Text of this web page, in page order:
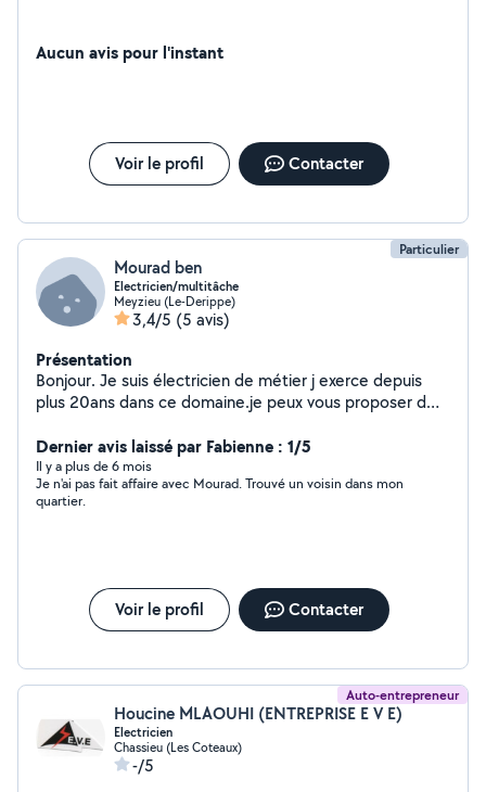
Aucun avis pour l'instant
Voir le profil Contacter
Particulier
Mourad ben
Electricien/multitâche
Meyzieu (Le-Derippe)
3,4/5 (5 avis)
Présentation
Bonjour. Je suis électricien de métier j exerce depuis
plus 20ans dans ce domaine.je peux vous proposer d
PLOMBERIE/MONTAGE MEUBLE ETC
Dernier avis laissé par Fabienne : 1/5
Il y a plus de 6 mois
Je n'ai pas fait affaire avec Mourad. Trouvé un voisin dans mon
quartier.
Voir le profil Contacter
Auto-entrepreneur
Houcine MLAOUHI (ENTREPRISE E V E)
Electricien
Chassieu (Les Coteaux)
-/5